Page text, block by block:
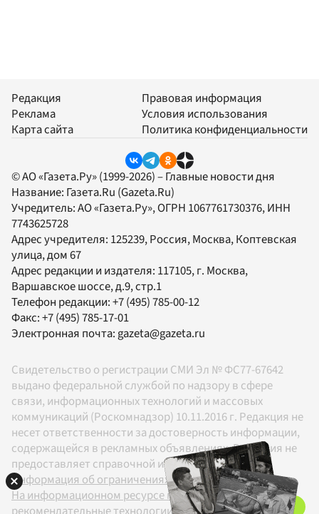
Редакция
Реклама
Карта сайта
Правовая информация
Условия использования
Политика конфиденциальности
© АО «Газета.Ру» (1999-2026) – Главные новости дня
Название: Газета.Ru (Gazeta.Ru)
Учредитель:АО «Газета.Ру», ОГРН 1067761730376, ИНН
7743625728
Адрес учредителя: 125239, Россия, Москва, Коптевская
улица, дом 67
Адрес редакции и издателя: 117105, г. Москва,
Варшавское шоссе, д.9, стр.1
Телефон редакции:+7 (495) 785-00-12
Факс:+7 (495) 785-17-01
Электронная почта:gazeta@gazeta.ru
Свидетельство о регистрации СМИ Эл № ФС77-67642
выдано федеральной службой по надзору в сфере
связи, информационных технологий и массовых
коммуникаций (Роскомнадзор) 10.11.2016 г. Редакция не
несет ответственности за достоверность информации,
содержащейся в рекламных объявлениях. Редакция не
предоставляет справочной информации.
Информация об ограничениях
На информационном ресурсе применяются